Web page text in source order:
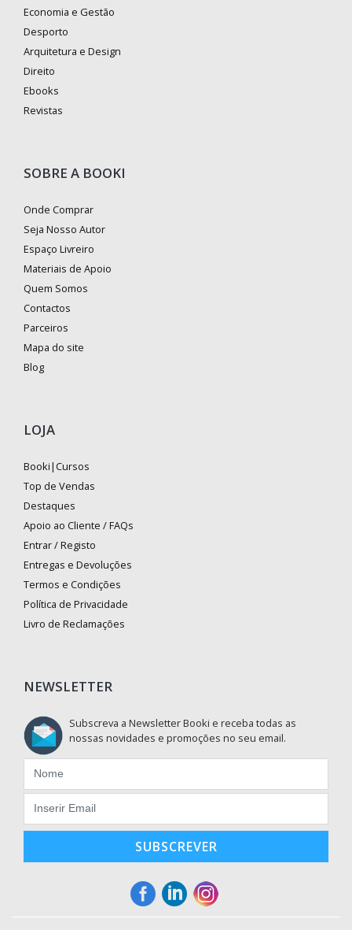
Economia e Gestão
Desporto
Arquitetura e Design
Direito
Ebooks
Revistas
SOBRE A BOOKI
Onde Comprar
Seja Nosso Autor
Espaço Livreiro
Materiais de Apoio
Quem Somos
Contactos
Parceiros
Mapa do site
Blog
LOJA
Booki|Cursos
Top de Vendas
Destaques
Apoio ao Cliente / FAQs
Entrar / Registo
Entregas e Devoluções
Termos e Condições
Política de Privacidade
Livro de Reclamações
NEWSLETTER
Subscreva a Newsletter Booki e receba todas as
nossas novidades e promoções no seu email.
SUBSCREVER